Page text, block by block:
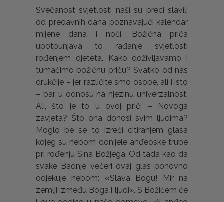
Svečanost svjetlosti naši su preci slavili
od predavnih dana poznavajući kalendar
mijene dana i noći. Božićna priča
upotpunjava to rađanje svjetlosti
rođenjem djeteta. Kako doživljavamo i
tumačimo božićnu priču? Svatko od nas
drukčije – jer različite smo osobe, ali i isto
– bar u odnosu na njezinu univerzalnost.
Ali, što je to u ovoj priči – Novoga
zavjeta? Što ona donosi svim ljudima?
Moglo be se to izreći citiranjem glasa
kojeg su nebom donijele anđeoske trube
pri rođenju Sina Božjega. Od tada kao da
svake Badnje večeri ovaj glas ponovno
odjekuje nebom: «Slava Bogu! Mir na
zemlji između Boga i ljudi». S Božićem će